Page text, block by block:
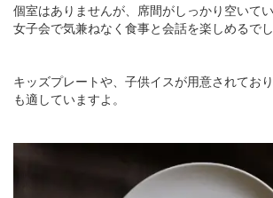
個室はありませんが、席間がしっかり空いて
女子会で気兼ねなく食事と会話を楽しめるでし
キッズプレートや、子供イスが用意されてお
も適していますよ。